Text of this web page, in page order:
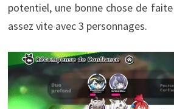
potentiel, une bonne chose de
assez vite avec 3 personnages.